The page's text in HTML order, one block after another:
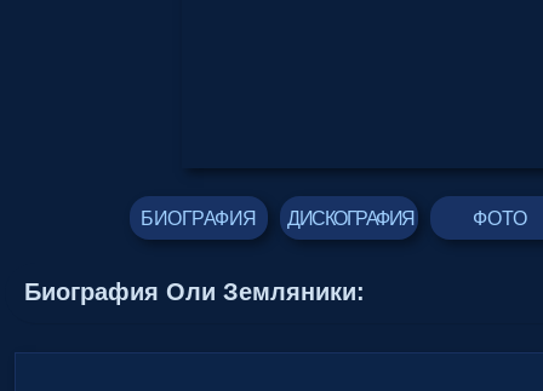
БИОГРАФИЯ ДИСКОГРАФИЯ ФОТО
Биография Оли Земляники: